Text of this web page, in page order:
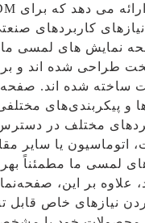
کاربردهای
نمایش های لمسی ما
طراحی شده اند و
ساخته شده اند.
و پیکربندی‌های
مختلف در
اتوماسیون یا سایر
لمسی ما مطمئناً
علاوه بر این،
نیازهای خاص قابل